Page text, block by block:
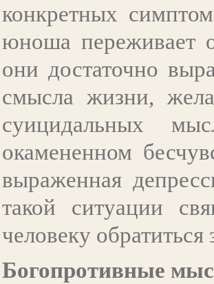
конкретных
юноша переживает
они достаточно
смысла жизни,
суицидальных
окамененном
выраженная
такой ситуации
человеку
Богопротивные